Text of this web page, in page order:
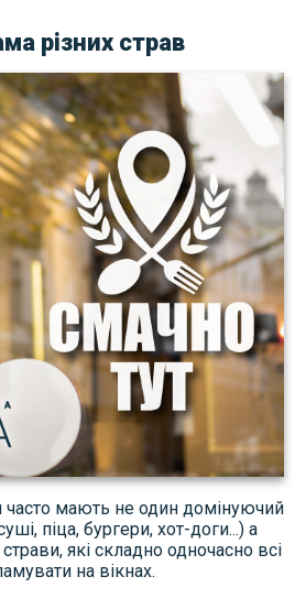
різних страв
часто мають не один домінуючий
піца, бургери, хот-доги...) а
страви, які складно одночасно всі
на вікнах.